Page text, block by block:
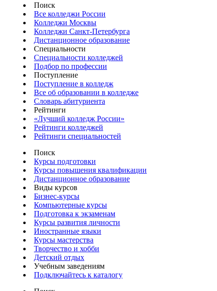
Поиск
Все колледжи России
Колледжи Москвы
Колледжи Санкт-Петербурга
Дистанционное образование
Специальности
Специальности колледжей
Подбор по профессии
Поступление
Поступление в колледж
Все об образовании в колледже
Словарь абитуриента
Рейтинги
«Лучший колледж России»
Рейтинги колледжей
Рейтинги специальностей
Поиск
Курсы подготовки
Курсы повышения квалификации
Дистанционное образование
Виды курсов
Бизнес-курсы
Компьютерные курсы
Подготовка к экзаменам
Курсы развития личности
Иностранные языки
Курсы мастерства
Творчество и хобби
Детский отдых
Учебным заведениям
Подключайтесь к каталогу